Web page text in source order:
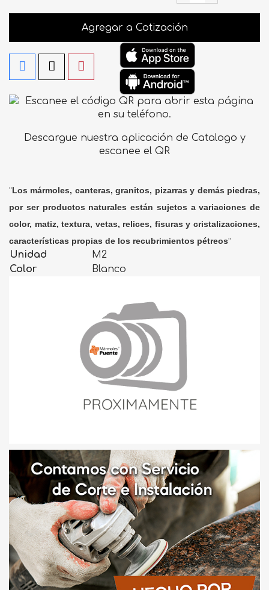
Agregar a Cotización
Descargue nuestra aplicación de Catalogo y
escanee el QR
"Los mármoles, canteras, granitos, pizarras y demás piedras,
por ser productos naturales están sujetos a variaciones de
color, matiz, textura, vetas, relices, fisuras y cristalizaciones,
características propias de los recubrimientos pétreos"
Unidad
M2
Color
Blanco